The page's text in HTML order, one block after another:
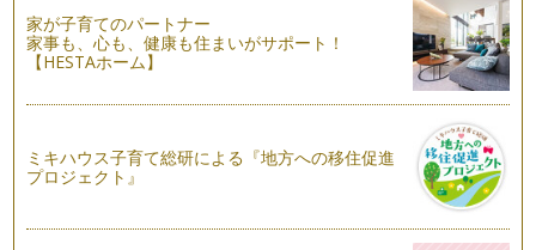
機内「なるほどマナー 手荷物編」
先日のニュースで記憶に新しい、アシアナ航空の着陸時の航空
もうすぐ夏休みですね。お子様と一緒に飛行機にのっておでか
けをするご予定の方もいらっしゃるの…
夏休みを前にして、私の住んでいるエリアでは各幼稚園の説明
家が子育てのパートナー
家事も、心も、健康も住まいがサポート！
【HESTAホーム】
ミキハウス子育て総研による『地方への移住促進
プロジェクト』